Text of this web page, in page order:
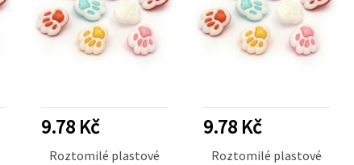
9.78 Kč
Roztomilé plastové
9.78 Kč
Roztomilé plastové